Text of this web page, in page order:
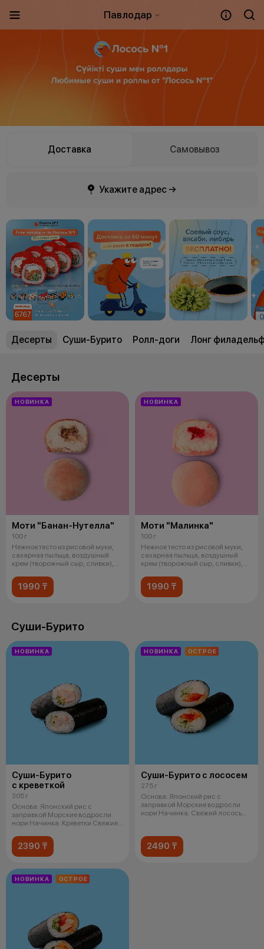
Павлодар
Доставка Самовывоз
Укажите адрес →
Десерты Суши-Бурито Ролл-доги Лонг
Десерты
НОВИНКА
Моти "Банан-Нутелла"
100 г
Нежное тесто из рисовой муки,
сахарная пыльца, воздушный
крем (творожный сыр, сливки),
1990 ₸
НОВИНКА
Моти "Малинка"
100 г
Нежное тесто из рисовой муки,
сахарная пыльца, воздушный
крем (творожный сыр, сливки),
1990 ₸
Суши-Бурито
НОВИНКА
Суши-Бурито
с креветкой
305 г
Основа: Японский рис с
заправкой Морские водросли
нори Начинка: Креветки Свежие
2390 ₸
НОВИНКА ОСТРОЕ
Суши-Бурито с лососем
275 г
Основа: Японский рис с
заправкой Морские водросли
нори Начинка: Свежий лосось
2490 ₸
НОВИНКА ОСТРОЕ